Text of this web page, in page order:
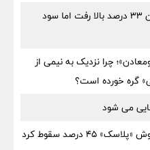
معمای «ولیز»؛ درآمد لیزینگ ایران ۳۳ درصد بالا رفت اما سود
«ومعادن»؛ چرا نزدیک به نیمی از
گره خورده است؟
می شود
درصد سقوط کرد